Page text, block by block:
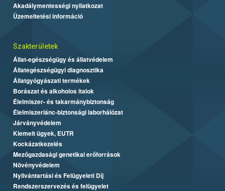
Akadálymentességi nyilatkozat
Üzemeltetési információ
Szakterületek
Állat-egészségügy és állatvédelem
Állategészségügyi diagnosztika
Állatgyógyászati termékek
Borászat és alkoholos italok
Élelmiszer- és takarmánybiztonság
Élelmiszerlánc-biztonsági laborhálózat
Járványvédelem
Kiemelt ügyek, EUTR
Kockázatkezelés
Mezőgazdasági genetikai erőforrások
Növényvédelem
Nyilvántartási és Felügyeleti Díj
Rendszerszervezés és felügyelet